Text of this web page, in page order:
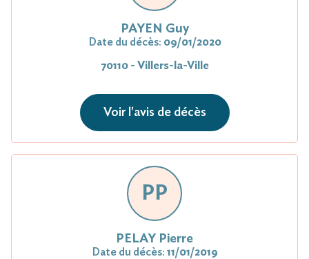
PAYEN Guy
Date du décès: 09/01/2020
70110 - Villers-la-Ville
Voir l'avis de décès
PP
PELAY Pierre
Date du décès: 11/01/2019